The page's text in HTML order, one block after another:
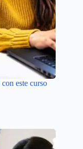
este curso